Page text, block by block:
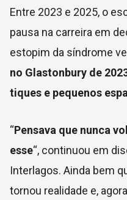
Entre 2023 e 2025, o
pausa na carreira em
estopim da síndrome
no Glastonbury de
tiques e pequenos
“Pensava que nunca
esse“, continuou em
Interlagos. Ainda bem
tornou realidade e,